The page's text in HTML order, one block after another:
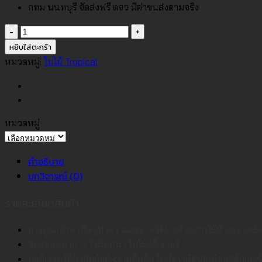
กทม นนทบุรี จัดส่งฟรี ตจว มีค่าขนส่งตามจริง
จำนวน
วอลเปเปอร์
ลาย
ไม้
ทรอ
ปิ
คอ
สี
เขียว
No.34527-
2
หยิบใส่ตะกร้า
หมวดหมู่:ใบไม้ Tropical
หมวดหมู่
หมวด
คำอธิบาย
บทวิจารณ์ (0)